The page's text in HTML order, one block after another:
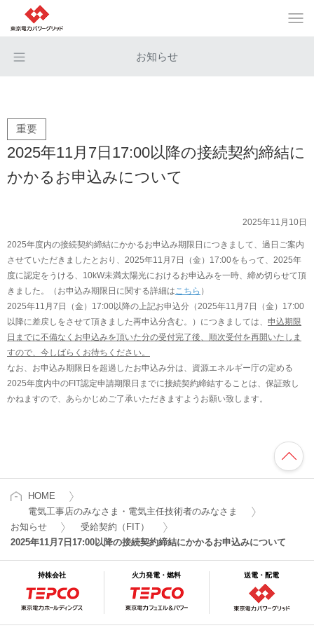
お知らせ
重要
2025年11月7日17:00以降の接続契約締結に
かかるお申込みについて
2025年11月10日
2025年度内の接続契約締結にかかるお申込み期限日につきまして、過日ご案内
させていただきましたとおり、2025年11月7日（金）17:00をもって、2025年
度に認定をうける、10kW未満太陽光におけるお申込みを一時、締め切らせて頂
きました。（お申込み期限日に関する詳細はこちら ）
2025年11月7日（金）17:00以降の上記お申込分（2025年11月7日（金）17:00
以降に差戻しをさせて頂きました再申込分含む。）につきましては、 申込期限
日までに不備なくお申込みを頂いた分の受付完了後、順次受付を再開いたしま
すので、今しばらくお待ちください。
なお、お申込み期限日を超過したお申込み分は、資源エネルギー庁の定める
2025年度内中のFIT認定申請期限日までに接続契約締結することは、保証致し
かねますので、あらかじめご了承いただきますようお願い致します。
HOME
電気工事店のみなさま・電気主任技術者のみなさま
お知らせ
受給契約（FIT）
2025年11月7日17:00以降の接続契約締結にかかるお申込みについて
持株会社 火力発電・燃料 送電・配電